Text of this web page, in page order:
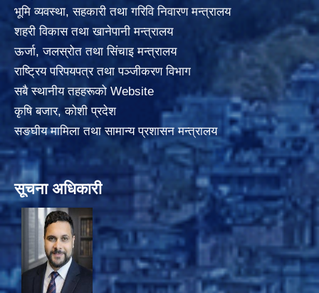
भूमि व्यवस्था, सहकारी तथा गरिवि निवारण मन्त्रालय
शहरी विकास तथा खानेपानी मन्त्रालय
ऊर्जा, जलस्रोत तथा सिंचाइ मन्त्रालय
राष्ट्रिय परिपयपत्र तथा पञ्जीकरण विभाग
सबै स्थानीय तहहरूको Website
कृषि बजार, कोशी प्रदेश
सङघीय मामिला तथा सामान्य प्रशासन मन्त्रालय
सूचना अधिकारी